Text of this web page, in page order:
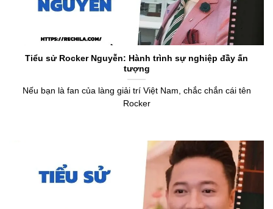
Tiểu sử Rocker Nguyễn: Hành trình sự nghiệp đầy ấn
tượng
Nếu bạn là fan của làng giải trí Việt Nam, chắc chắn cái tên
Rocker